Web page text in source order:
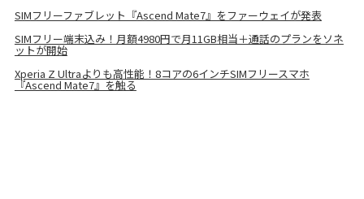
SIMフリーファブレット『Ascend Mate7』をファーウェイが発表
SIMフリー端末込み！月額4980円で月11GB相当＋通話のプランをソネ
ットが開始
Xperia Z Ultraよりも高性能！8コアの6インチSIMフリースマホ
『Ascend Mate7』を触る